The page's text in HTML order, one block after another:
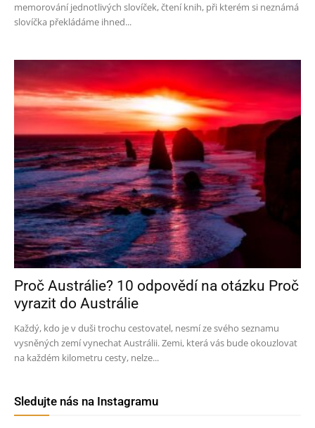
memorování jednotlivých slovíček, čtení knih, při kterém si neznámá
slovíčka překládáme ihned...
Proč Austrálie? 10 odpovědí na otázku Proč
vyrazit do Austrálie
Každý, kdo je v duši trochu cestovatel, nesmí ze svého seznamu
vysněných zemí vynechat Austrálii. Zemi, která vás bude okouzlovat
na každém kilometru cesty, nelze...
Sledujte nás na Instagramu